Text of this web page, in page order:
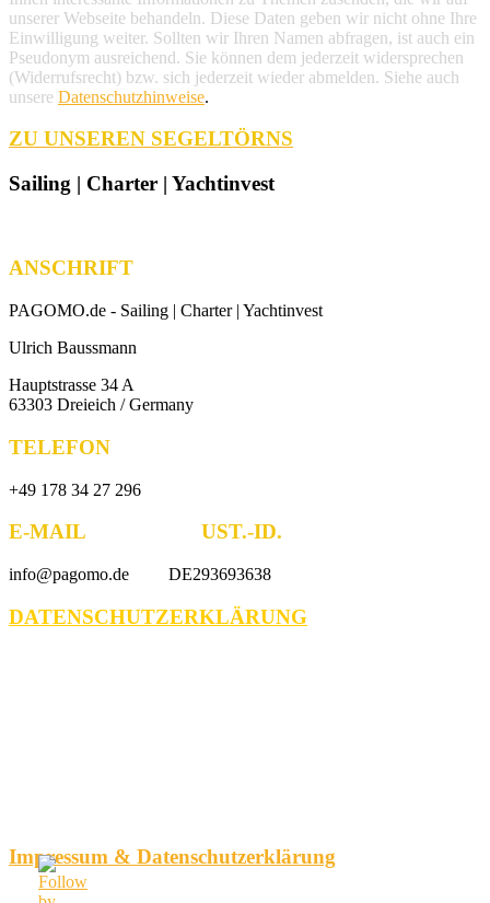
unserer Webseite behandeln. Diese Daten geben wir nicht ohne Ihre
Einwilligung weiter. Sollten wir Ihren Namen abfragen, ist auch ein
Pseudonym ausreichend. Sie können dem jederzeit widersprechen
(Widerrufsrecht) bzw. sich jederzeit wieder abmelden. Siehe auch
unsere Datenschutzhinweise.
ZU UNSEREN SEGELTÖRNS
Sailing | Charter | Yachtinvest
ANSCHRIFT
PAGOMO.de - Sailing | Charter | Yachtinvest
Ulrich Baussmann
Hauptstrasse 34 A
63303 Dreieich / Germany
TELEFON
+49 178 34 27 296
E-MAIL UST.-ID.
info@pagomo.de DE293693638
DATENSCHUTZERKLÄRUNG
Impressum & Datenschutzerklärung